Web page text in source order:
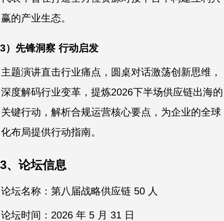
赢的产业生态。
3）先锋洞察 行动启发
主题演讲直击行业痛点，圆桌对话激荡创新思维，
深度解码行业变革，提炼2026下半场供应链出海的
关键行动，解析合规运营核心要点，为企业的全球
化布局提供行动指南。
3、论坛信息
论坛名称：第八届战略供应链 50 人
论坛时间：2026 年 5 月 31 日